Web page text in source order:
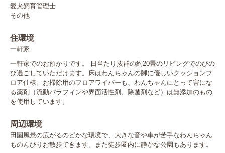
愛犬飼育管理士
その他
住環境
一軒家
一軒家でのお預かりです。 日当たり抜群の約20畳のリビングでのびの
び過ごしていただけます。床はわんちゃんの脚に優しいクッションフ
ロア仕様。お掃除用のフロアワイパーも、わんちゃんにとって害にな
る薬剤（流動パラフィンや界面活性剤、除菌剤など）は無添加のもの
を使用しています。
周辺環境
田園風景の広がるのどかな環境で、大きな音や車が苦手なわんちゃん
ものんびりお散歩できます。また徒歩圏内に静かな公園もあります。